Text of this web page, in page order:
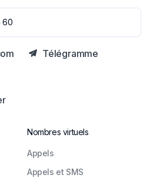
60
Télégramme
Nombres virtuels
Appels
Appels et SMS